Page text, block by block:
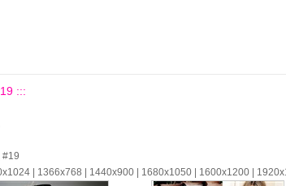
:::
#19
| 1366x768 | 1440x900 | 1680x1050 | 1600x1200 |